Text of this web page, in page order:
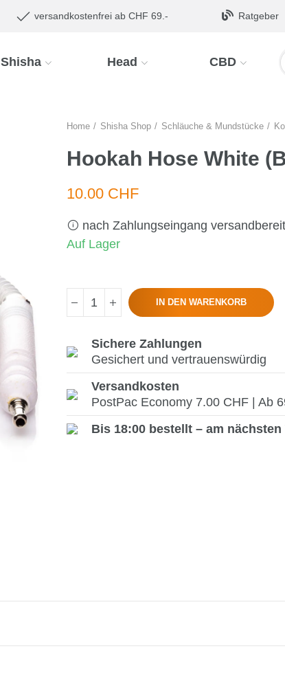
versandkostenfrei ab CHF 69.- Ratgeber
Shisha Head CBD
Home Shisha Shop Schläuche & Mundstücke
Hookah Hose White
10.00 CHF
nach Zahlungseingang versandbereit
Auf Lager
IN DEN WARENKORB
Sichere Zahlungen
Gesichert und vertrauenswürdig
Versandkosten
PostPac Economy 7.00 CHF | Ab
Bis 18:00 bestellt – am